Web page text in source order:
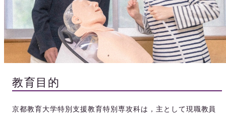
教育目的
京都教育大学特別支援教育特別専攻科は，主として現職教員